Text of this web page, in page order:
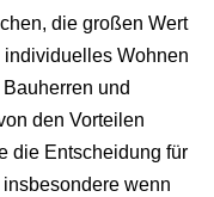
die großen Wert
Wohnen
und
den Vorteilen
die Entscheidung für
wenn